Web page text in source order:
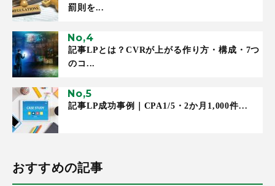
罰則を...
記事LPとは？CVRが上がる作り方・構成・7つ
のコ...
記事LP成功事例｜CPA1/5・2か月1,000件...
おすすめの記事